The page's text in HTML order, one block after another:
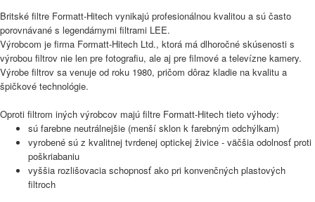
Britské filtre Formatt-Hitech vynikajú profesionálnou kvalitou a sú často
porovnávané s legendárnymi filtrami LEE.
Výrobcom je firma Formatt-Hitech Ltd., ktorá má dlhoročné skúsenosti s
výrobou filtrov nie len pre fotografiu, ale aj pre filmové a televízne kamery.
Výrobe filtrov sa venuje od roku 1980, pričom dôraz kladie na kvalitu a
špičkové technológie.
Oproti filtrom iných výrobcov majú filtre Formatt-Hitech tieto výhody:
sú farebne neutrálnejšie (menší sklon k farebným odchýlkam)
vyrobené sú z kvalitnej tvrdenej optickej živice - väčšia odolnosť proti
poškriabaniu
vyššia rozlišovacia schopnosť ako pri konvenčných plastových
filtroch